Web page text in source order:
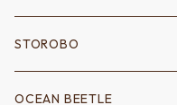
シフトノブ
シフトゲート
シャーシ
フェンダーアクセサリー
電装系
キーホルダー
ウェア
STOROBO
ツールバッグ
OCEAN BEETLE